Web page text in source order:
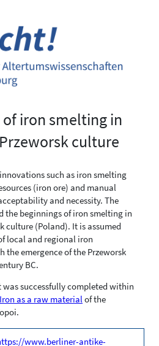
iron smelting in
culture
such as iron smelting
(iron ore) and manual
and necessity. The
the beginnings of iron smelting in
culture (Poland). It is assumed
local and regional iron
emergence of the Przeworsk
BC.
successfully completed within
Iron as a raw materialof the
www.berliner-antike-